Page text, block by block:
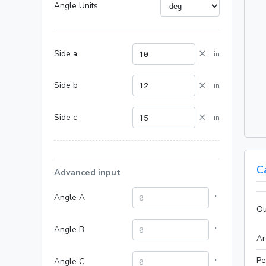
Angle Units
Side a × in
Side b × in
Side c × in
Advanced input
Angle A °
Angle B °
Angle C °